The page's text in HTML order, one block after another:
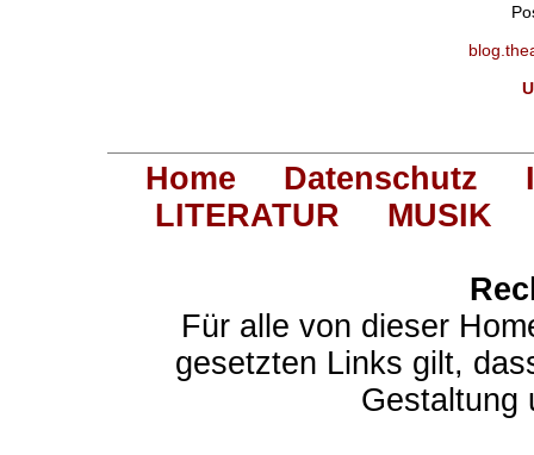
Home Datenschutz
LITERATUR
MUSIK
Für alle von dieser
gesetzten Links gilt,
Gestaltung